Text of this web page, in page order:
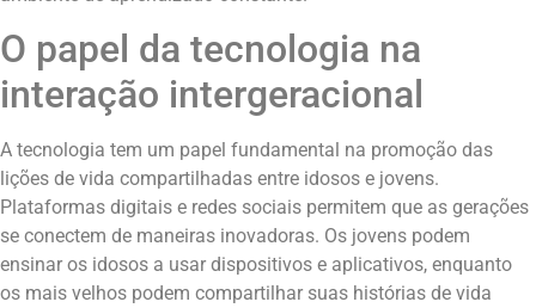
O papel da tecnologia na
interação intergeracional
A tecnologia tem um papel fundamental na promoção das
lições de vida compartilhadas entre idosos e jovens.
Plataformas digitais e redes sociais permitem que as gerações
se conectem de maneiras inovadoras. Os jovens podem
ensinar os idosos a usar dispositivos e aplicativos, enquanto
os mais velhos podem compartilhar suas histórias de vida